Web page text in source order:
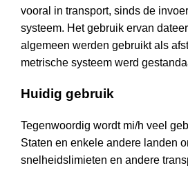
vooral in transport, sinds de
systeem. Het gebruik ervan
algemeen werden gebruikt als
metrische systeem werd
Huidig gebruik
Tegenwoordig wordt mi/h veel
Staten en enkele andere landen
snelheidslimieten en andere